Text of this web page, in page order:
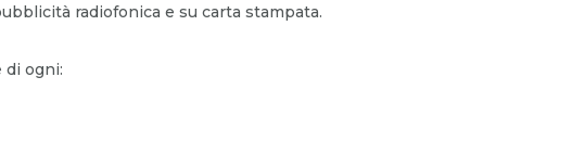
radiofonica e su carta stampata.
di ogni: